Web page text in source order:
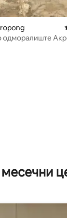
5, 27 рецензии
одморалиште